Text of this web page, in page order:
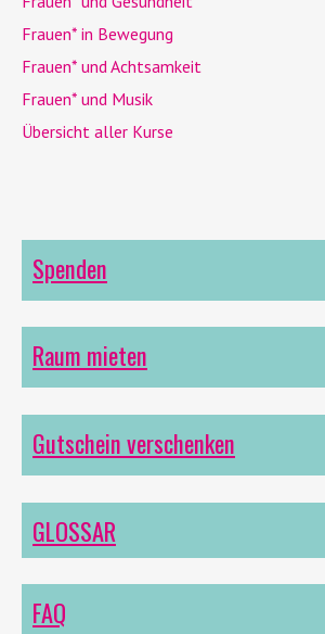
Frauen* in Bewegung
Frauen* und Achtsamkeit
Frauen* und Musik
Übersicht aller Kurse
Spenden
Raum mieten
Gutschein verschenken
GLOSSAR
FAQ